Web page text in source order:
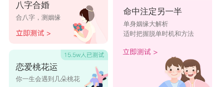
八字合婚
合八字，测姻缘
恋爱桃花运
你一生会遇到几朵桃花
命中注定另一半
单身姻缘大解析
适时把握脱单时机和方法